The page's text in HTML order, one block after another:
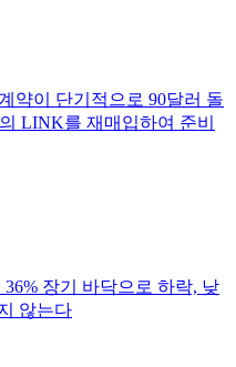
약이 단기적으로 90달러 돌
LINK를 재매입하여 준비
장기 바닥으로 하락, 낮
않는다